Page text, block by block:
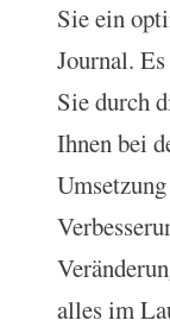
Sie ein
Journal.
Sie durch
Ihnen bei
alles im